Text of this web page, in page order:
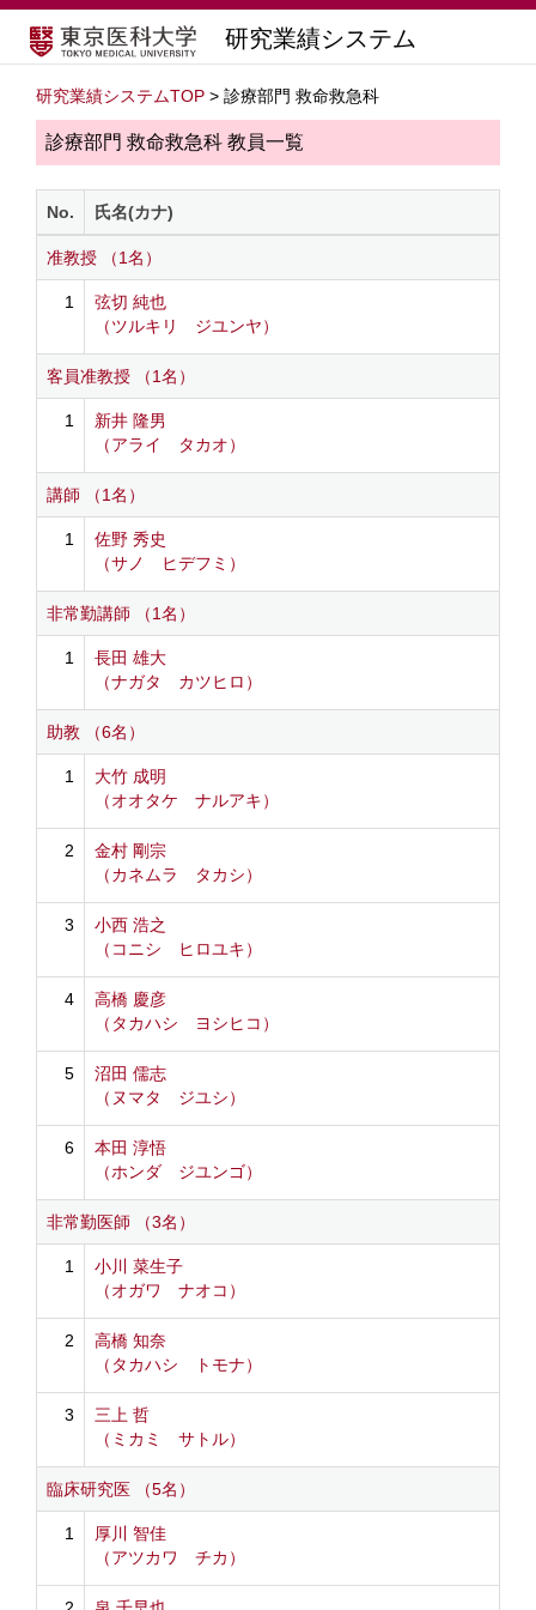
研究業績システム
研究業績システムTOP > 診療部門 救命救急科
診療部門 救命救急科 教員一覧
No. 氏名(カナ)
准教授 （1名）
1
弦切 純也
（ツルキリ ジユンヤ）
客員准教授 （1名）
1
新井 隆男
（アライ タカオ）
講師 （1名）
1
佐野 秀史
（サノ ヒデフミ）
非常勤講師 （1名）
1
長田 雄大
（ナガタ カツヒロ）
助教 （6名）
1
大竹 成明
（オオタケ ナルアキ）
2
金村 剛宗
（カネムラ タカシ）
3
小西 浩之
（コニシ ヒロユキ）
4
高橋 慶彦
（タカハシ ヨシヒコ）
5
沼田 儒志
（ヌマタ ジユシ）
6
本田 淳悟
（ホンダ ジユンゴ）
非常勤医師 （3名）
1
小川 菜生子
（オガワ ナオコ）
2
高橋 知奈
（タカハシ トモナ）
3
三上 哲
（ミカミ サトル）
臨床研究医 （5名）
1
厚川 智佳
（アツカワ チカ）